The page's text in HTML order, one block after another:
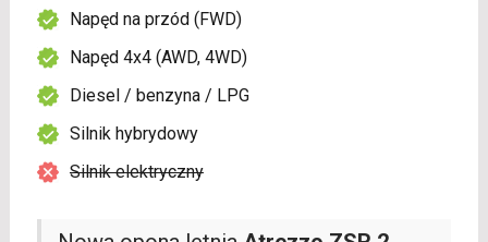
Napęd na przód (FWD)
Napęd 4x4 (AWD, 4WD)
Diesel / benzyna / LPG
Silnik hybrydowy
Silnik elektryczny